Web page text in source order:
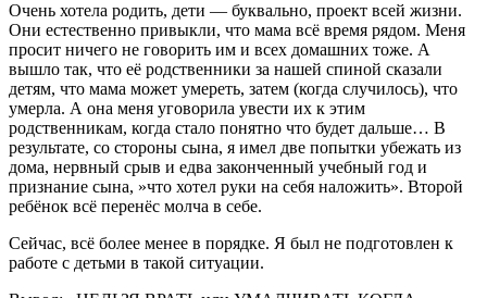
Очень хотела родить, дети — буквально, проект всей жизни.
Они естественно привыкли, что мама всё время рядом. Меня
просит ничего не говорить им и всех домашних тоже. А
вышло так, что её родственники за нашей спиной сказали
детям, что мама может умереть, затем (когда случилось), что
умерла. А она меня уговорила увести их к этим
родственникам, когда стало понятно что будет дальше… В
результате, со стороны сына, я имел две попытки убежать из
дома, нервный срыв и едва законченный учебный год и
признание сына, »что хотел руки на себя наложить». Второй
ребёнок всё перенёс молча в себе.
Сейчас, всё более менее в порядке. Я был не подготовлен к
работе с детьми в такой ситуации.